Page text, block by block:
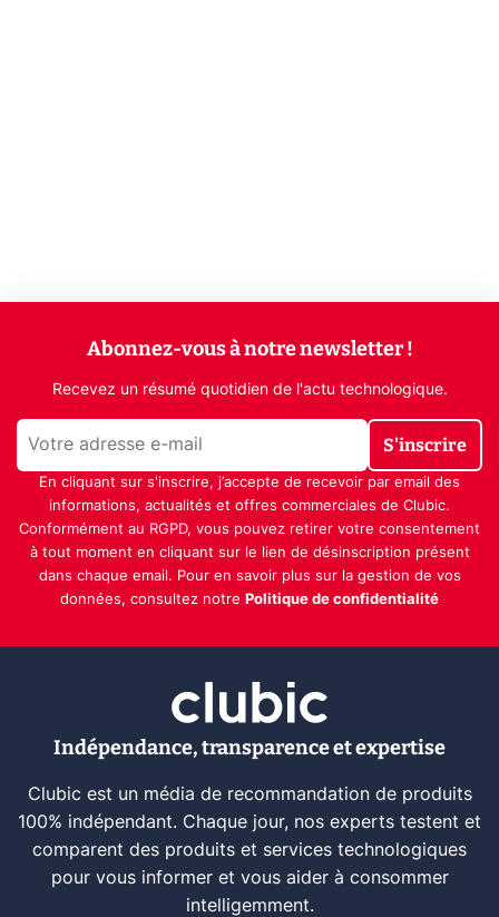
Abonnez-vous à notre newsletter !
Recevez un résumé quotidien de l'actu technologique.
S'inscrire
En cliquant sur s'inscrire, j’accepte de recevoir par email des
informations, actualités et offres commerciales de Clubic.
Conformément au RGPD, vous pouvez retirer votre consentement
à tout moment en cliquant sur le lien de désinscription présent
dans chaque email. Pour en savoir plus sur la gestion de vos
données, consultez notre Politique de confidentialité
Indépendance, transparence et expertise
Clubic est un média de recommandation de produits
100% indépendant. Chaque jour, nos experts testent et
comparent des produits et services technologiques
pour vous informer et vous aider à consommer
intelligemment.